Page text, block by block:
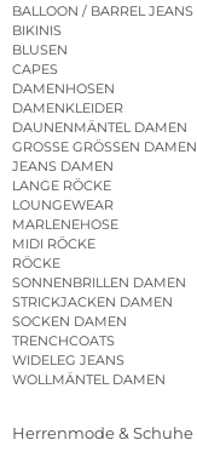
BALLOON / BARREL JEANS
BIKINIS
BLUSEN
CAPES
DAMENHOSEN
DAMENKLEIDER
DAUNENMÄNTEL DAMEN
GROSSE GRÖSSEN DAMEN
JEANS DAMEN
LANGE RÖCKE
LOUNGEWEAR
MARLENEHOSE
MIDI RÖCKE
RÖCKE
SONNENBRILLEN DAMEN
STRICKJACKEN DAMEN
SOCKEN DAMEN
TRENCHCOATS
WIDELEG JEANS
WOLLMÄNTEL DAMEN
Herrenmode & Schuhe